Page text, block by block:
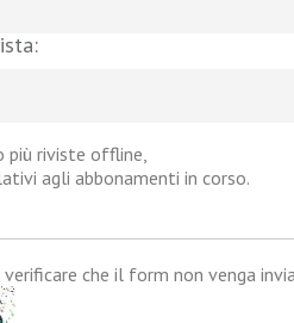
più riviste offline,
agli abbonamenti in corso.
verificare che il form non venga